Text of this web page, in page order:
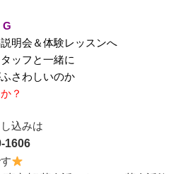
G
明会＆体験レッスンへ
ッフと一緒に
さわしいのか
？
込みは
1606